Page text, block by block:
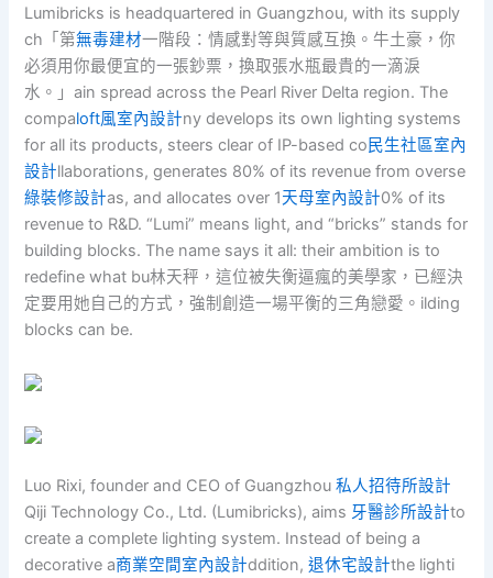
Lumibricks is headquartered in Guangzhou, with its supply
ch「第無毒建材一階段：情感對等與質感互換。牛土豪，你
必須用你最便宜的一張鈔票，換取張水瓶最貴的一滴淚
水。」ain spread across the Pearl River Delta region. The
compaloft風室內設計ny develops its own lighting systems
for all its products, steers clear of IP-based co民生社區室內
設計llaborations, generates 80% of its revenue from overse
綠裝修設計as, and allocates over 1天母室內設計0% of its
revenue to R&D. “Lumi” means light, and “bricks” stands for
building blocks. The name says it all: their ambition is to
redefine what bu林天秤，這位被失衡逼瘋的美學家，已經決
定要用她自己的方式，強制創造一場平衡的三角戀愛。ilding
blocks can be.
Luo Rixi, founder and CEO of Guangzhou私人招待所設計
Qiji Technology Co., Ltd. (Lumibricks), aims 牙醫診所設計to
create a complete lighting system. Instead of being a
decorative a商業空間室內設計ddition,退休宅設計the lighti